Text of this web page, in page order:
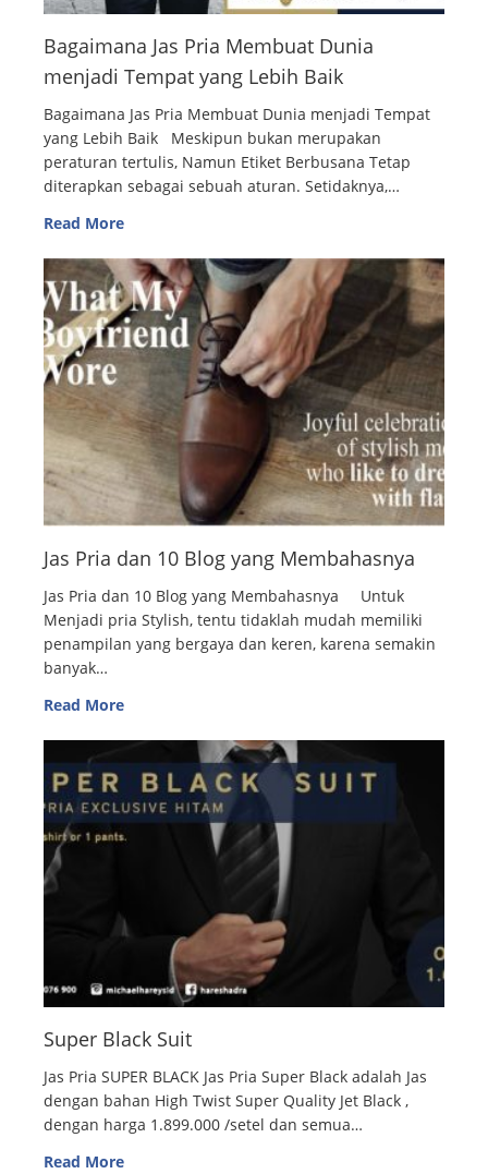
Bagaimana Jas Pria Membuat Dunia
menjadi Tempat yang Lebih Baik
Bagaimana Jas Pria Membuat Dunia menjadi Tempat
yang Lebih Baik Meskipun bukan merupakan
peraturan tertulis, Namun Etiket Berbusana Tetap
diterapkan sebagai sebuah aturan. Setidaknya,…
Read More
Jas Pria dan 10 Blog yang Membahasnya
Jas Pria dan 10 Blog yang Membahasnya Untuk
Menjadi pria Stylish, tentu tidaklah mudah memiliki
penampilan yang bergaya dan keren, karena semakin
banyak…
Read More
Super Black Suit
Jas Pria SUPER BLACK Jas Pria Super Black adalah Jas
dengan bahan High Twist Super Quality Jet Black ,
dengan harga 1.899.000 /setel dan semua…
Read More